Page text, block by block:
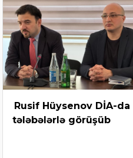
Rusif Hüysenov DİA-da
tələbələrlə görüşüb